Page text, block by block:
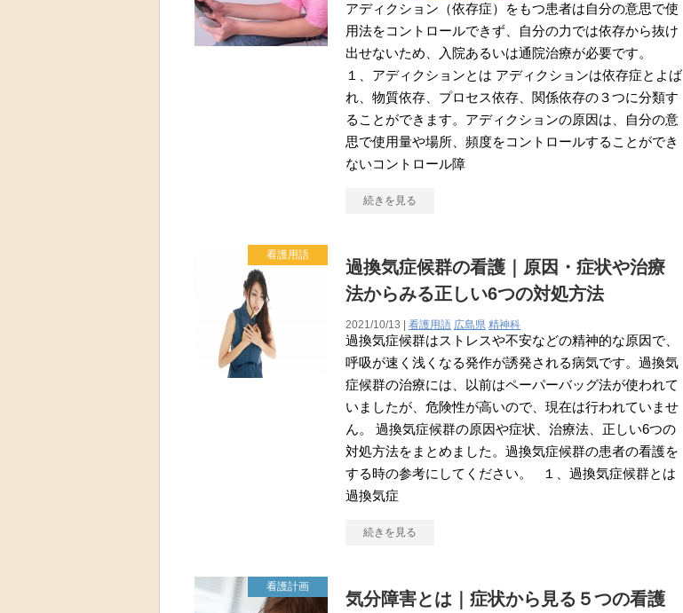
アディクション（依存症）をもつ患者は自分の意思で使
用法をコントロールできず、自分の力では依存から抜け
出せないため、入院あるいは通院治療が必要です。
１、アディクションとは アディクションは依存症とよば
れ、物質依存、プロセス依存、関係依存の３つに分類す
ることができます。アディクションの原因は、自分の意
思で使用量や場所、頻度をコントロールすることができ
ないコントロール障
続きを見る
看護用語
過換気症候群の看護｜原因・症状や治療
法からみる正しい6つの対処方法
2021/10/13 | 看護用語 広島県 精神科
過換気症候群はストレスや不安などの精神的な原因で、
呼吸が速く浅くなる発作が誘発される病気です。過換気
症候群の治療には、以前はペーパーバッグ法が使われて
いましたが、危険性が高いので、現在は行われていませ
ん。 過換気症候群の原因や症状、治療法、正しい6つの
対処方法をまとめました。過換気症候群の患者の看護を
する時の参考にしてください。 １、過換気症候群とは
過換気症
続きを見る
看護計画
気分障害とは｜症状から見る５つの看護